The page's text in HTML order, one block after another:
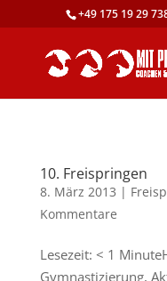
+49 175 19 29
10. Freispringen
8. März 2013 |
Kommentare
Lesezeit: < 1
Gymnastizierung,